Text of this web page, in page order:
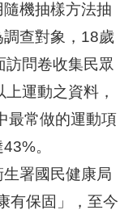
機抽樣方法抽
查對象，18歲
訪問卷收集民眾
運動之資料，
最常做的運動項
。
生署國民健康局
有保固」，至今